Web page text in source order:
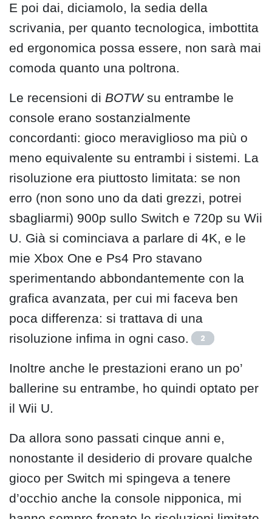
E poi dai, diciamolo, la sedia della
scrivania, per quanto tecnologica, imbottita
ed ergonomica possa essere, non sarà mai
comoda quanto una poltrona.
Le recensioni di BOTWsu entrambe le
console erano sostanzialmente
concordanti: gioco meraviglioso ma più o
meno equivalente su entrambi i sistemi. La
risoluzione era piuttosto limitata: se non
erro (non sono uno da dati grezzi, potrei
sbagliarmi) 900p sullo Switch e 720p su Wii
U. Già si cominciava a parlare di 4K, e le
mie Xbox One e Ps4 Pro stavano
sperimentando abbondantemente con la
grafica avanzata, per cui mi faceva ben
poca differenza: si trattava di una
risoluzione infima in ogni caso.
2
Inoltre anche le prestazioni erano un po’
ballerine su entrambe, ho quindi optato per
il Wii U.
Da allora sono passati cinque anni e,
nonostante il desiderio di provare qualche
gioco per Switch mi spingeva a tenere
d’occhio anche la console nipponica, mi